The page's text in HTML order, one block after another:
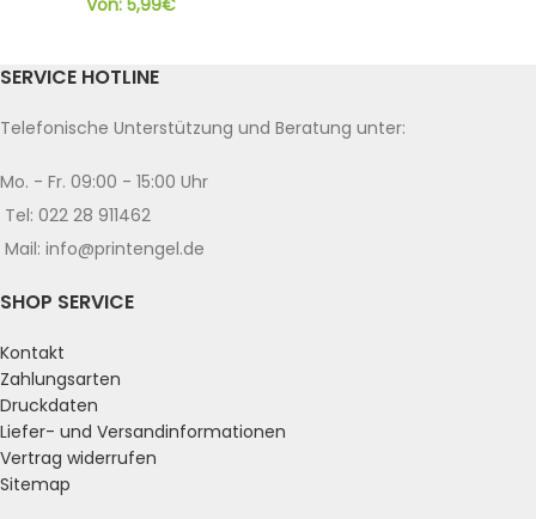
Von: 5,99€
SERVICE HOTLINE
Telefonische Unterstützung und Beratung unter:
Mo. - Fr. 09:00 - 15:00 Uhr
Tel: 022 28 911462
Mail: info@printengel.de
SHOP SERVICE
Kontakt
Zahlungsarten
Druckdaten
Liefer- und Versandinformationen
Vertrag widerrufen
Sitemap